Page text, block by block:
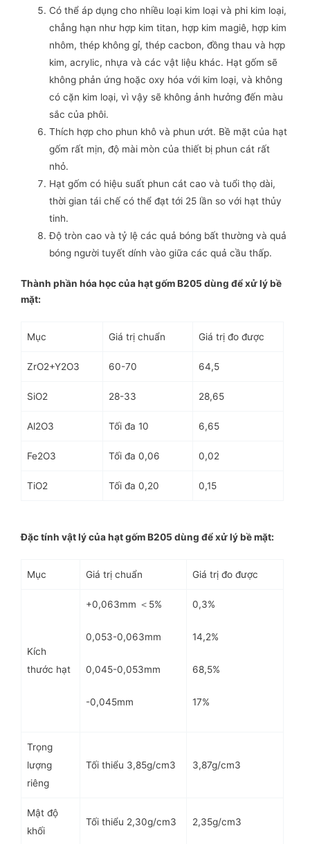
Có thể áp dụng cho nhiều loại kim loại và phi kim loại,
chẳng hạn như hợp kim titan, hợp kim magiê, hợp kim
nhôm, thép không gỉ, thép cacbon, đồng thau và hợp
kim, acrylic, nhựa và các vật liệu khác. Hạt gốm sẽ
không phản ứng hoặc oxy hóa với kim loại, và không
có cặn kim loại, vì vậy sẽ không ảnh hưởng đến màu
sắc của phôi.
Thích hợp cho phun khô và phun ướt. Bề mặt của hạt
gốm rất mịn, độ mài mòn của thiết bị phun cát rất
nhỏ.
Hạt gốm có hiệu suất phun cát cao và tuổi thọ dài,
thời gian tái chế có thể đạt tới 25 lần so với hạt thủy
tinh.
Độ tròn cao và tỷ lệ các quả bóng bất thường và quả
bóng người tuyết dính vào giữa các quả cầu thấp.
Thành phần hóa học của hạt gốm B205 dùng để xử lý bề
mặt:
Mục Giá trị chuẩn Giá trị đo được
ZrO2+Y2O3 60-70 64,5
SiO2 28-33 28,65
Al2O3 Tối đa 10 6,65
Fe2O3 Tối đa 0,06 0,02
TiO2 Tối đa 0,20 0,15
Đặc tính vật lý của hạt gốm B205 dùng để xử lý bề mặt:
Mục Giá trị chuẩn Giá trị đo được
Kích
thước hạt
+0,063mm ＜5%
0,053-0,063mm
0,045-0,053mm
-0,045mm
0,3%
14,2%
68,5%
17%
Trọng
lượng
riêng
Tối thiểu 3,85g/cm3 3,87g/cm3
Mật độ
khối
Tối thiểu 2,30g/cm3 2,35g/cm3